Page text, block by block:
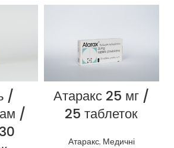
/
/
Атаракс 25 мг /
25 таблеток
Атаракс, Медичні